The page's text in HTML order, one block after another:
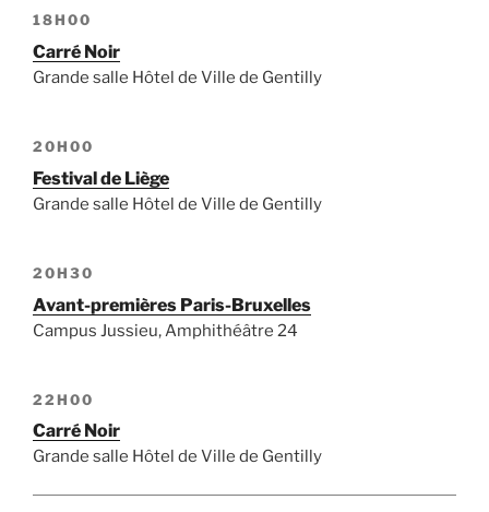
18H00
Carré Noir
Grande salle Hôtel de Ville de Gentilly
20H00
Festival de Liège
Grande salle Hôtel de Ville de Gentilly
20H30
Avant-premières Paris-Bruxelles
Campus Jussieu, Amphithéâtre 24
22H00
Carré Noir
Grande salle Hôtel de Ville de Gentilly